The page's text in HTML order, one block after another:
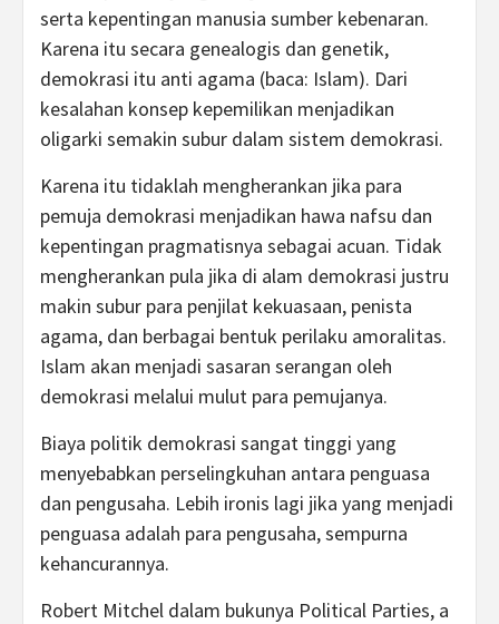
serta kepentingan manusia sumber kebenaran.
Karena itu secara genealogis dan genetik,
demokrasi itu anti agama (baca: Islam). Dari
kesalahan konsep kepemilikan menjadikan
oligarki semakin subur dalam sistem demokrasi.
Karena itu tidaklah mengherankan jika para
pemuja demokrasi menjadikan hawa nafsu dan
kepentingan pragmatisnya sebagai acuan. Tidak
mengherankan pula jika di alam demokrasi justru
makin subur para penjilat kekuasaan, penista
agama, dan berbagai bentuk perilaku amoralitas.
Islam akan menjadi sasaran serangan oleh
demokrasi melalui mulut para pemujanya.
Biaya politik demokrasi sangat tinggi yang
menyebabkan perselingkuhan antara penguasa
dan pengusaha. Lebih ironis lagi jika yang menjadi
penguasa adalah para pengusaha, sempurna
kehancurannya.
Robert Mitchel dalam bukunya Political Parties, a